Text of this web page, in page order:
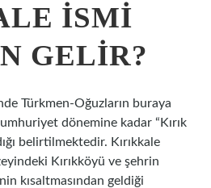
ISMI
GELIR?
Türkmen-Oğuzların buraya
dönemine kadar “Kırık
belirtilmektedir. Kırıkkale
Kırıkköyü ve şehrin
kısaltmasından geldiği